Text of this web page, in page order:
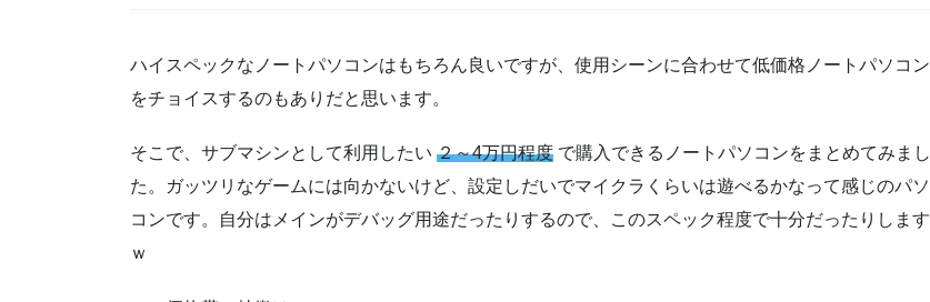
ハイスペックなノートパソコンはもちろん良いですが、使用シーンに合わせて低価格ノートパソコン
をチョイスするのもありだと思います。
そこで、サブマシンとして利用したい ２～4万円程度 で購入できるノートパソコンをまとめてみまし
た。ガッツリなゲームには向かないけど、設定しだいでマイクラくらいは遊べるかなって感じのパソ
コンです。自分はメインがデバッグ用途だったりするので、このスペック程度で十分だったりします
ｗ